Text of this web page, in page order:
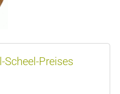
Scheel-Preises